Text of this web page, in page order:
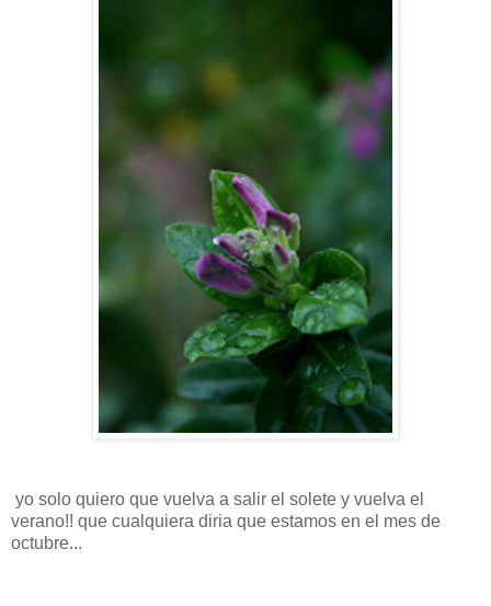
yo solo quiero que vuelva a salir el solete y vuelva el
verano!! que cualquiera diria que estamos en el mes de
octubre...